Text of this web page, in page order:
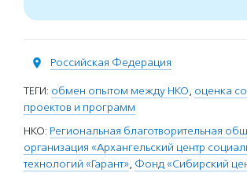
Российская Федерация
ТЕГИ: обмен опытом между НКО, оценка
проектов и программ
НКО: Региональная благотворительная
организация «Архангельский центр
технологий «Гарант», Фонд «Сибирский